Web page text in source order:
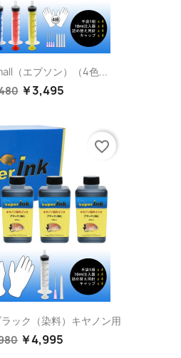
（エプソン）（4色...
￥3,495
ック（染料）キヤノン用
￥4,995
favorite_border